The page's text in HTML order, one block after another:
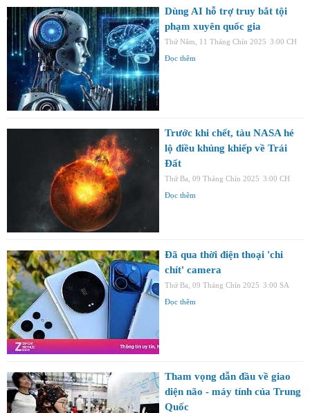
Dùng AI hỗ trợ truy bắt tội
phạm xuyên quốc gia
Thứ Năm, 11 Tháng Chín 2025 3:00 CH
Đọc thêm
Trước khi chết, tàu NASA hé
lộ điều khủng khiếp về Trái
Đất
Thứ Ba, 09 Tháng Chín 2025 3:00 CH
Đọc thêm
Đã qua thời điện thoại 'chi
chít' camera
Thứ Ba, 09 Tháng Chín 2025 3:00 SA
Đọc thêm
Tham vọng dẫn đầu về giao
diện não - máy tính của Trung
Quốc